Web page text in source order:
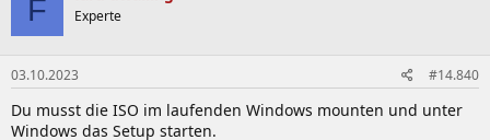
F Experte
03.10.2023 #14.840
Du musst die ISO im laufenden Windows mounten und unter
Windows das Setup starten.